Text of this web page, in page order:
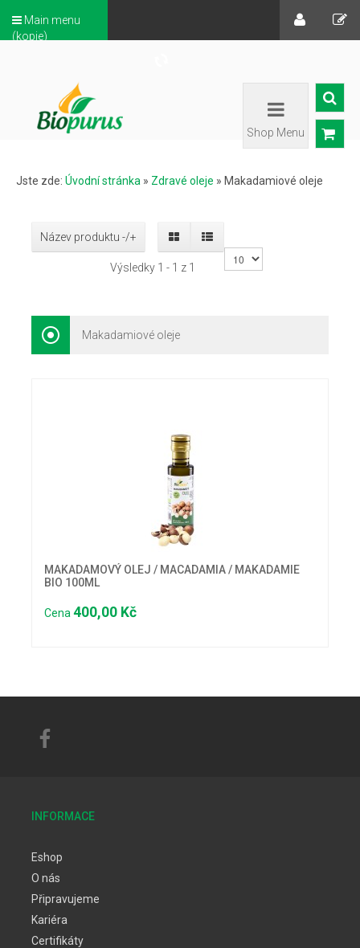
Main menu
(kopie)
Shop Menu
Jste zde: Úvodní stránka » Zdravé oleje » Makadamiové oleje
Název produktu -/+
Výsledky 1 - 1 z 1
Makadamiové oleje
MAKADAMOVÝ OLEJ / MACADAMIA / MAKADAMIE
BIO 100ML
Cena 400,00 Kč
INFORMACE
Eshop
O nás
Připravujeme
Kariéra
Certifikáty